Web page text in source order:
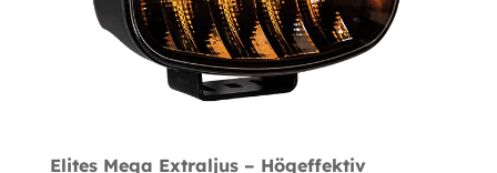
Elites Mega Extraljus – Högeffektiv